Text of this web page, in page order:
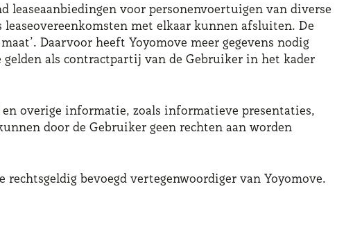
voor personenvoertuigen van diverse
met elkaar kunnen afsluiten. De
Daarvoor heeft Yoyomove meer gegevens nodig
als contractpartij van de Gebruiker in het kader
overige informatie, zoals informatieve presentaties,
door de Gebruiker geen rechten aan worden
bevoegd vertegenwoordiger van Yoyomove.